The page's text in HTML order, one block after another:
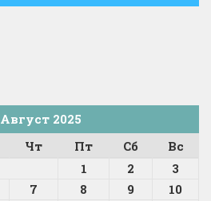
Август 2025
Чт Пт Сб
Вс
1
2
3
7 8 9
10